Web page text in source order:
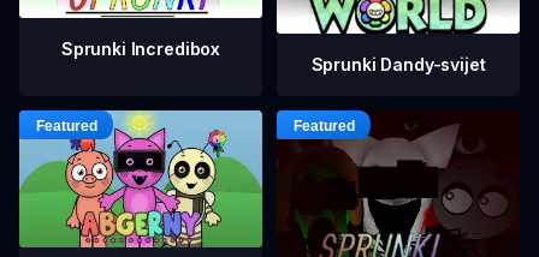
Sprunki Incredibox
Sprunki Dandy-svijet